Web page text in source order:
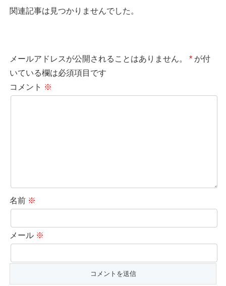
関連記事は見つかりませんでした。
メールアドレスが公開されることはありません。 * が付
いている欄は必須項目です
コメント ※
名前 ※
メール ※